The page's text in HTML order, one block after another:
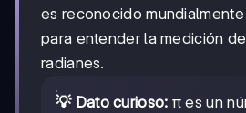
es reconocido
para entender la medición
radianes.
💡 Dato curioso: π es un